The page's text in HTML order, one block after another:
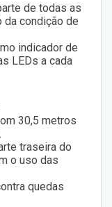
de todas as
da condição de
indicador de
LEDs a cada
30,5 metros
traseira do
o uso das
quedas